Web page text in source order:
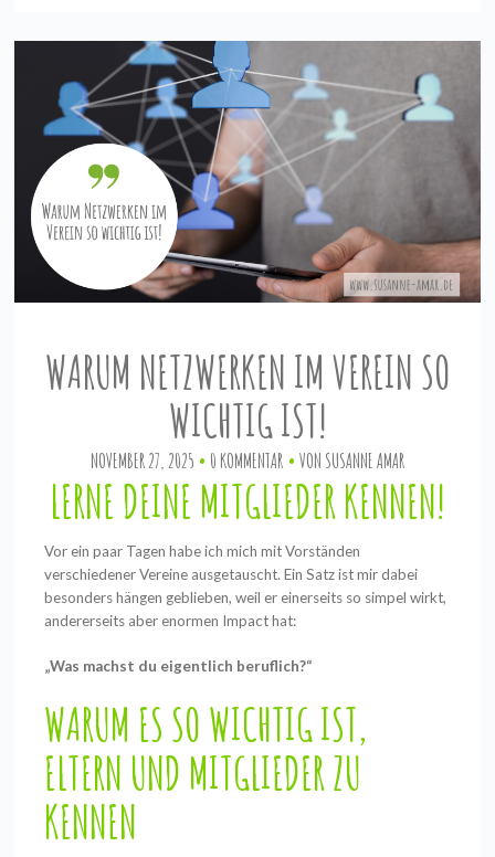
WARUM NETZWERKEN IM VEREIN SO
WICHTIG IST!
NOVEMBER 27, 2025 0 KOMMENTAR VON SUSANNE AMAR
LERNE DEINE MITGLIEDER KENNEN!
Vor ein paar Tagen habe ich mich mit Vorständen
verschiedener Vereine ausgetauscht. Ein Satz ist mir dabei
besonders hängen geblieben, weil er einerseits so simpel wirkt,
andererseits aber enormen Impact hat:
„Was machst du eigentlich beruflich?“
WARUM ES SO WICHTIG IST,
ELTERN UND MITGLIEDER ZU
KENNEN